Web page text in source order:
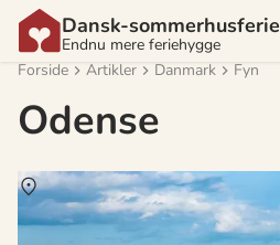
Dansk-sommerhusferie
Endnu mere feriehygge
Forside
Artikler Danmark Fyn
Odense
OmOdense